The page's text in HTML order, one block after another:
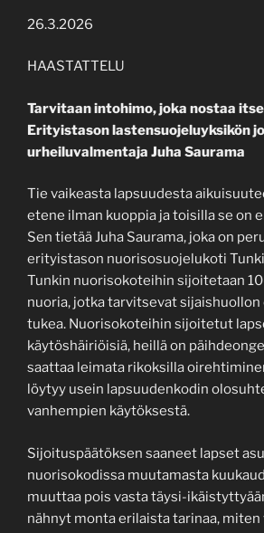
26.3.2026
HAASTATTELU
Tarvitaan intohimo, joka nostaa
Erityistason lastensuojeluyksikön
urheiluvalmentaja Juha Saurama
Tie vaikeasta lapsuudesta
etene ilman kuoppia ja toisilla se on
Sen tietää Juha Saurama, joka on
erityistason nuorisosuojelukoti
Tunkin nuorisokoteihin sijoitetaan
nuoria, jotka tarvitsevat
tukea. Nuorisokoteihin sijoitetut
käytöshäiriöisiä, heillä on
saattaa leimata rikoksilla
löytyy usein lapsuudenkodin
vanhempien käytöksestä.
Sijoituspäätöksen saaneet lapset
nuorisokodissa muutamasta
muuttaa pois vasta täysi-
nähnyt monta erilaista tarinaa, miten